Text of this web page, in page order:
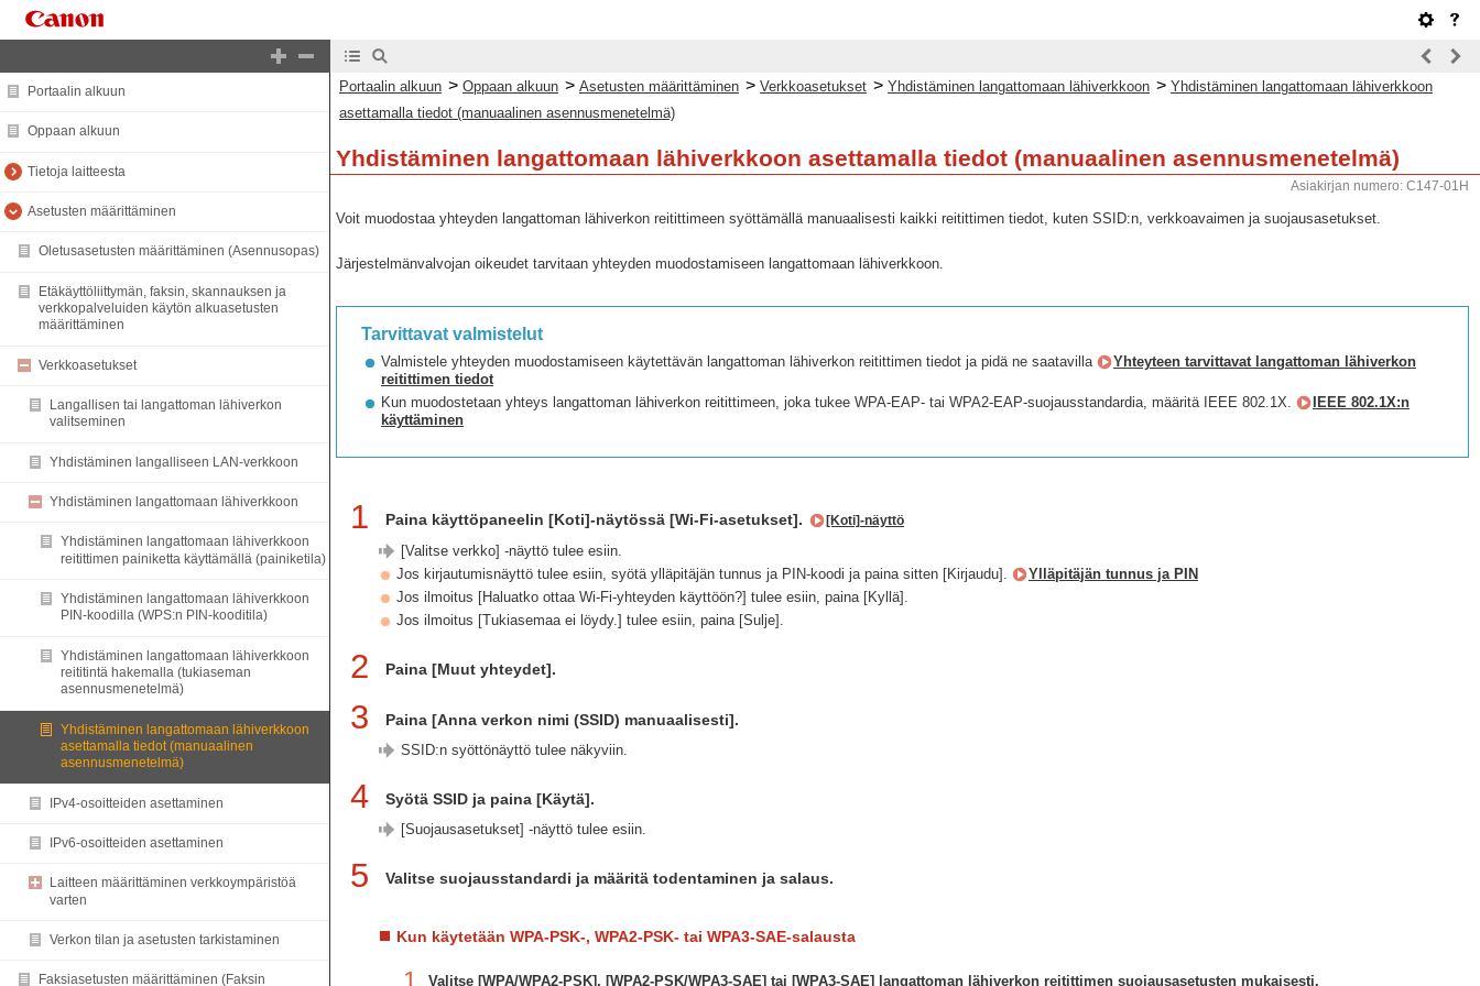
Portaalin alkuun
Oppaan alkuun
Tietoja laitteesta
Asetusten määrittäminen
Oletusasetusten määrittäminen (Asennusopas)
Etäkäyttöliittymän, faksin, skannauksen ja
verkkopalveluiden käytön alkuasetusten
määrittäminen
Verkkoasetukset
Langallisen tai langattoman lähiverkon
valitseminen
Yhdistäminen langalliseen LAN-verkkoon
Yhdistäminen langattomaan lähiverkkoon
Yhdistäminen langattomaan lähiverkkoon
reitittimen painiketta käyttämällä (painiketila)
Yhdistäminen langattomaan lähiverkkoon
PIN-koodilla (WPS:n PIN-kooditila)
Yhdistäminen langattomaan lähiverkkoon
reititintä hakemalla (tukiaseman
asennusmenetelmä)
Yhdistäminen langattomaan lähiverkkoon
asettamalla tiedot (manuaalinen
asennusmenetelmä)
IPv4-osoitteiden asettaminen
IPv6-osoitteiden asettaminen
Laitteen määrittäminen verkkoympäristöä
varten
Verkon tilan ja asetusten tarkistaminen
Faksiasetusten määrittäminen (Faksin
Portaalin alkuun > Oppaan alkuun > Asetusten määrittäminen > Verkkoasetukset > Yhdistäminen langattomaan lähiverkkoon > Yhdistäminen langattomaan lähiverkkoon
asettamalla tiedot (manuaalinen asennusmenetelmä)
Yhdistäminen langattomaan lähiverkkoon asettamalla tiedot (manuaalinen asennusmenetelmä)
Asiakirjan numero: C147-01H
Voit muodostaa yhteyden langattoman lähiverkon reitittimeen syöttämällä manuaalisesti kaikki reitittimen tiedot, kuten SSID:n, verkkoavaimen ja suojausasetukset.
Järjestelmänvalvojan oikeudet tarvitaan yhteyden muodostamiseen langattomaan lähiverkkoon.
Tarvittavat valmistelut
Valmistele yhteyden muodostamiseen käytettävän langattoman lähiverkon reitittimen tiedot ja pidä ne saatavilla
Yhteyteen tarvittavat langattoman lähiverkon
reitittimen tiedot
Kun muodostetaan yhteys langattoman lähiverkon reitittimeen, joka tukee WPA-EAP- tai WPA2-EAP-suojausstandardia, määritä IEEE 802.1X.
IEEE 802.1X:n
käyttäminen
1 Paina käyttöpaneelin [Koti]-näytössä [Wi-Fi-asetukset]. [Koti]-näyttö
[Valitse verkko] -näyttö tulee esiin.
Jos kirjautumisnäyttö tulee esiin, syötä ylläpitäjän tunnus ja PIN-koodi ja paina sitten [Kirjaudu].
Ylläpitäjän tunnus ja PIN
Jos ilmoitus [Haluatko ottaa Wi-Fi-yhteyden käyttöön?] tulee esiin, paina [Kyllä].
Jos ilmoitus [Tukiasemaa ei löydy.] tulee esiin, paina [Sulje].
2 Paina [Muut yhteydet].
3 Paina [Anna verkon nimi (SSID) manuaalisesti].
SSID:n syöttönäyttö tulee näkyviin.
4 Syötä SSID ja paina [Käytä].
[Suojausasetukset] -näyttö tulee esiin.
5 Valitse suojausstandardi ja määritä todentaminen ja salaus.
Kun käytetään WPA-PSK-, WPA2-PSK- tai WPA3-SAE-salausta
Valitse [WPA/WPA2-PSK], [WPA2-PSK/WPA3-SAE] tai [WPA3-SAE] langattoman lähiverkon reitittimen suojausasetusten mukaisesti.